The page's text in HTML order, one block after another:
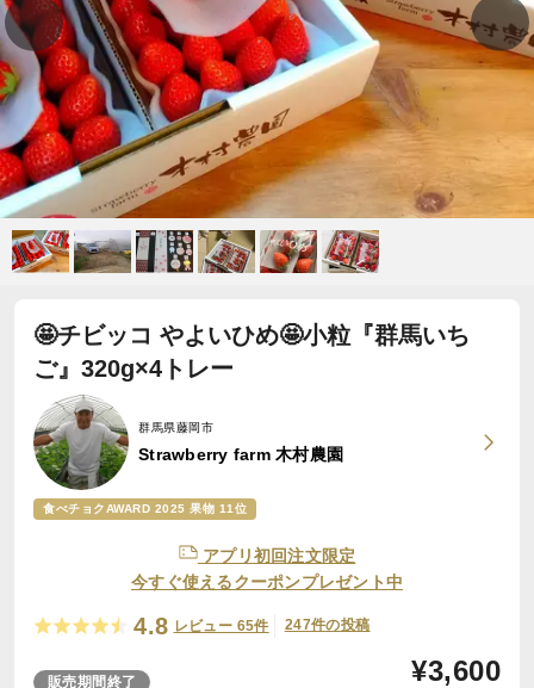
🤩チビッコ やよいひめ🤩小粒『群馬いち
ご』320g×4トレー
群馬県藤岡市
Strawberry farm 木村農園
食べチョクAWARD 2025 果物 11位
アプリ初回注文限定
今すぐ使えるクーポンプレゼント中
4.8 レビュー 65件 247件の投稿
販売期間終了 ¥3,600